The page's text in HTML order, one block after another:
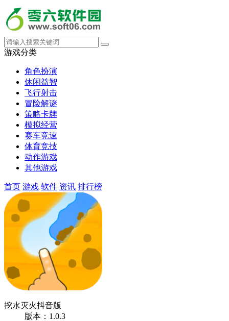
游戏分类
角色扮演
休闲益智
飞行射击
冒险解谜
策略卡牌
模拟经营
赛车竞速
体育竞技
动作游戏
其他游戏
首页 游戏 软件 资讯 排行榜
挖水灭火抖音版
版本：1.0.3